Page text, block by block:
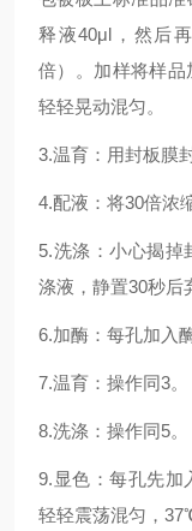
释液40μl，然后
倍）。加样将样品
轻轻晃动混匀。
3.温育：用封板膜
4.配液：将30倍浓
5.洗涤：小心揭掉
涤液，静置30秒后
6.加酶：每孔加入
7.温育：操作同3。
8.洗涤：操作同5。
9.显色：每孔先加
轻轻震荡混匀，